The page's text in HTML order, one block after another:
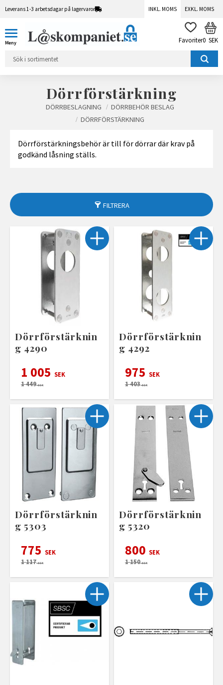
Leverans 1-3 arbetsdagar på lagervaror INKL. MOMS EXKL. MOMS
FAVORITER
0 SEK
Dörrförstärkning
DÖRRBESLAGNING
DÖRRBEHÖR BESLAG
DÖRRFÖRSTÄRKNING
Dörrförstärkningsbehör är till för dörrar där krav på
godkänd låsning ställs.
FILTRERA
Dörrförstärknin
g 4290
1 005 SEK
1 449SEK
Dörrförstärknin
g 4292
975 SEK
1 403SEK
Dörrförstärknin
g 5303
775 SEK
1 117SEK
Dörrförstärknin
g 5320
800 SEK
1 150SEK